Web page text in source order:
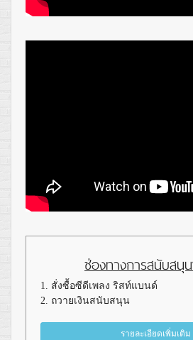
ช่องทางการสนับส
1. สั่งซื้อซีดีเพลง ริสท์แบนด์
2. ถวายเงินสนับสนุน
รายละเอียดเพิ่มเติม